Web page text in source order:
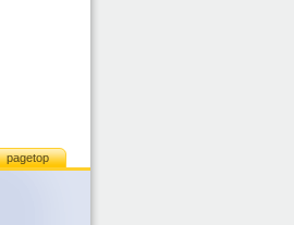
pagetop